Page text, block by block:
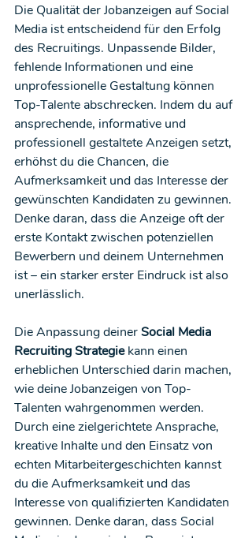
Die Qualität der Jobanzeigen auf Social
Media ist entscheidend für den Erfolg
des Recruitings. Unpassende Bilder,
fehlende Informationen und eine
unprofessionelle Gestaltung können
Top-Talente abschrecken. Indem du auf
ansprechende, informative und
professionell gestaltete Anzeigen setzt,
erhöhst du die Chancen, die
Aufmerksamkeit und das Interesse der
gewünschten Kandidaten zu gewinnen.
Denke daran, dass die Anzeige oft der
erste Kontakt zwischen potenziellen
Bewerbern und deinem Unternehmen
ist – ein starker erster Eindruck ist also
unerlässlich.
Die Anpassung deiner Social Media
Recruiting Strategie kann einen
erheblichen Unterschied darin machen,
wie deine Jobanzeigen von Top-
Talenten wahrgenommen werden.
Durch eine zielgerichtete Ansprache,
kreative Inhalte und den Einsatz von
echten Mitarbeitergeschichten kannst
du die Aufmerksamkeit und das
Interesse von qualifizierten Kandidaten
gewinnen. Denke daran, dass Social